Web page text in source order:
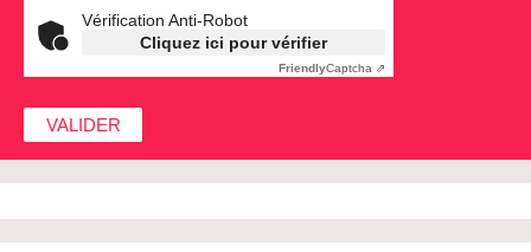
Vérification Anti-Robot
Cliquez ici pour vérifier
FriendlyCaptcha ⇗